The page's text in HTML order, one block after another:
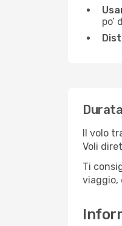
po’
Il volo
Voli
Ti
viaggio,